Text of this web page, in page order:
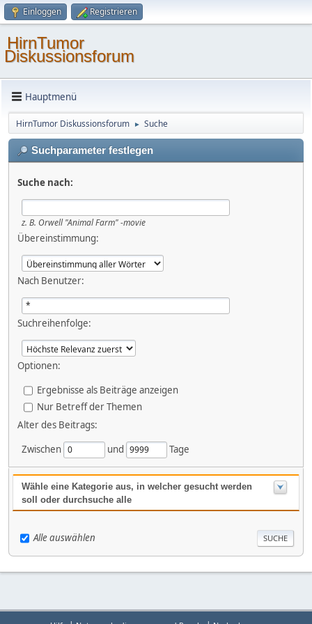
Einloggen Registrieren
HirnTumor
Diskussionsforum
Hauptmenü
HirnTumor Diskussionsforum ► Suche
Suchparameter festlegen
Suche nach:
z. B. Orwell "Animal Farm" -movie
Übereinstimmung:
Nach Benutzer:
Suchreihenfolge:
Optionen:
Ergebnisse als Beiträge anzeigen
Nur Betreff der Themen
Alter des Beitrags:
Zwischen
und Tage
Wähle eine Kategorie aus, in welcher gesucht werden
soll oder durchsuche alle
Alle auswählen